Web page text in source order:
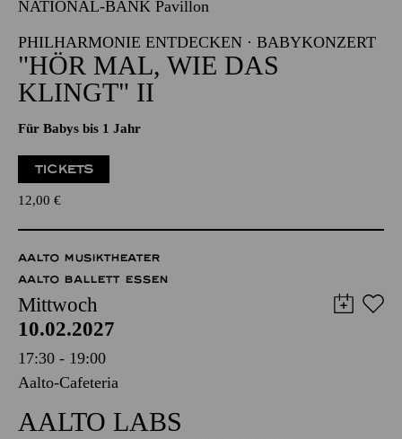
10.02.2027
11:30 - 12:15
NATIONAL-BANK Pavillon
PHILHARMONIE ENTDECKEN · BABYKONZERT
"HÖR MAL, WIE DAS
Für Babys bis 1 Jahr
12,00€
AALTO MUSIKTHEATER
AALTO BALLETT ESSEN
Mittwoch
10.02.2027
17:30 - 19:00